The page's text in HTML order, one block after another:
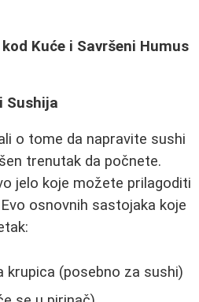
Kuće i Savršeni Humus
Sushija
o tome da napravite sushi
trenutak da počnete.
jelo koje možete prilagoditi
osnovnih sastojaka koje
krupica (posebno za sushi)